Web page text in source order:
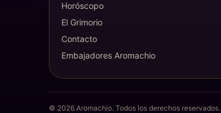
Horóscopo
El Grimorio
Contacto
Embajadores Aromachio
© 2026 Aromachio. Todos los derechos reservados.